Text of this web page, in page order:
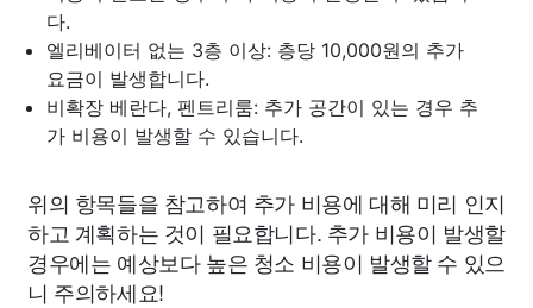
다.
엘리베이터 없는 3층 이상: 층당 10,000원의 추가
요금이 발생합니다.
비확장 베란다, 펜트리룸: 추가 공간이 있는 경우 추
가 비용이 발생할 수 있습니다.
위의 항목들을 참고하여 추가 비용에 대해 미리 인지
하고 계획하는 것이 필요합니다. 추가 비용이 발생할
경우에는 예상보다 높은 청소 비용이 발생할 수 있으
니 주의하세요!